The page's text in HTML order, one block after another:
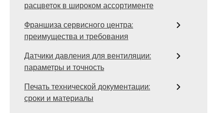
расцветок в широком ассортименте
Франшиза сервисного центра:
преимущества и требования
Датчики давления для вентиляции:
параметры и точность
Печать технической документации:
сроки и материалы